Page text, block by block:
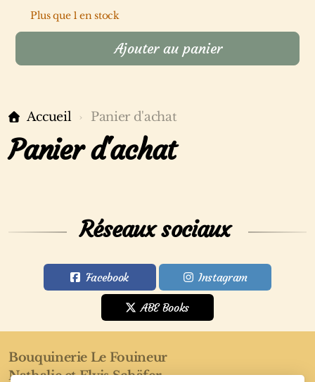
Plus que 1 en stock
Ajouter au panier
Accueil Panier d'achat
Panier d'achat
Réseaux sociaux
Facebook Instagram
ABE Books
Bouquinerie Le Fouineur
Nathalie et Elvis Schäfer